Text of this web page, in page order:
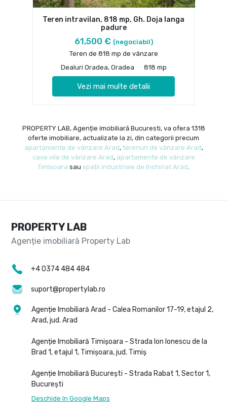
Teren intravilan, 818 mp, Gh. Doja langa
padure
61,500 € (negociabil)
Teren de 818 mp de vânzare
Dealuri Oradea, Oradea
818 mp
Vezi mai multe detalii
PROPERTY LAB, Agenție imobiliară Bucuresti, va ofera 1318
oferte imobiliare, actualizate la zi, din categorii precum
apartamente de vânzare Arad, terenuri de vânzare Arad,
case vile de vânzare Arad, apartamente de vânzare
Timisoara sau spații industriale de închiriat Arad
PROPERTY LAB
+4 0374 484 484
suport@propertylab.ro
Agenție Imobiliară Arad - Calea Romanilor 17-19, etajul 2,
Arad, jud. Arad
Agenție Imobiliară Timișoara - Strada Ion Ionescu de la
Brad 1, etajul 1, Timișoara, jud. Timiș
Agenție Imobiliară București - Strada Rabat 1, Sector 1,
București
Deschide în Google Maps